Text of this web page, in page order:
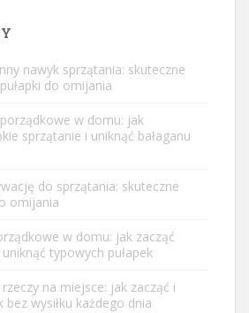
nawyk sprzątania: skuteczne
do omijania
w domu: jak
sprzątanie i uniknąć bałaganu
do sprzątania: skuteczne
omijania
w domu: jak zacząć
typowych pułapek
na miejsce: jak zacząć i
wysiłku każdego dnia